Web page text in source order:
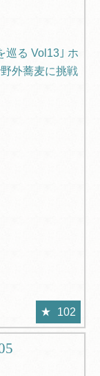
巡る Vol13｣ ホ
外蕎麦に挑戦
102